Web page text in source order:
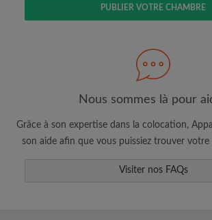
Consultez les chambres et les
Sauvegardez vos recherches
annonce correspondant à vos
Faites vos demandes de visites
Faites part aux propriétaires et
PUBLIER VOTRE CHAMBRE
Nous sommes là pour
Grâce à son expertise dans la colocation,
son aide afin que vous puissiez trouver
Visiter nos FAQs